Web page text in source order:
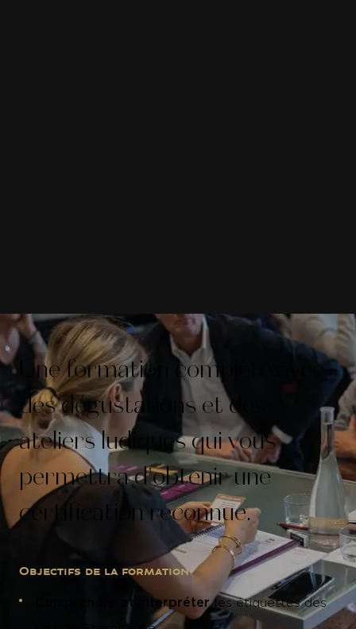
Une formation complète avec
des dégustations et des
ateliers ludiques qui vous
permettra d'obtenir une
certification reconnue.
Objectifs de la formation
Comprendre et interpréterles étiquettes des